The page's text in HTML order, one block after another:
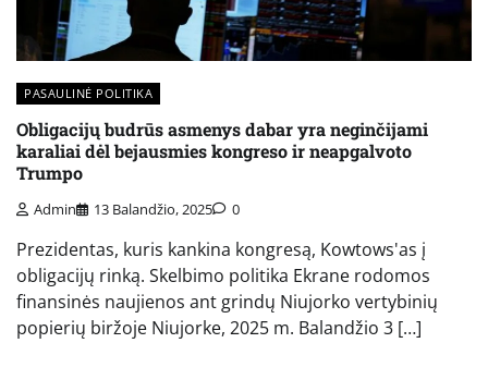
PASAULINĖ POLITIKA
Obligacijų budrūs asmenys dabar yra neginčijami
karaliai dėl bejausmies kongreso ir neapgalvoto
Trumpo
Admin 13 Balandžio, 2025 0
Prezidentas, kuris kankina kongresą, Kowtows'as į
obligacijų rinką. Skelbimo politika Ekrane rodomos
finansinės naujienos ant grindų Niujorko vertybinių
popierių biržoje Niujorke, 2025 m. Balandžio 3 […]